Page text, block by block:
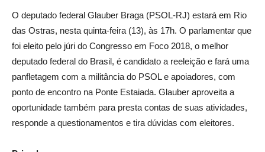
O deputado federal Glauber Braga (PSOL-RJ) estará em Rio
das Ostras, nesta quinta-feira (13), às 17h. O parlamentar que
foi eleito pelo júri do Congresso em Foco 2018, o melhor
deputado federal do Brasil, é candidato a reeleição e fará uma
panfletagem com a militância do PSOL e apoiadores, com
ponto de encontro na Ponte Estaiada. Glauber aproveita a
oportunidade também para presta contas de suas atividades,
responde a questionamentos e tira dúvidas com eleitores.